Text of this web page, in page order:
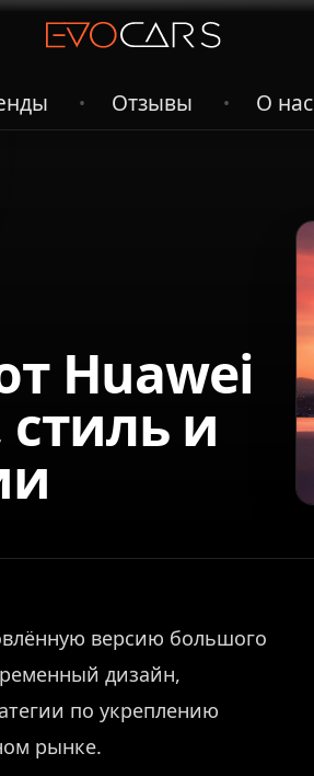
• Отзывы • О нас
Huawei
стиль и
версию большого
дизайн,
по укреплению
рынке.